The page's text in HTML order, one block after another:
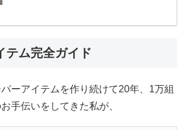
テム完全ガイド
ーアイテムを作り続けて20年、1万組
手伝いをしてきた私が、